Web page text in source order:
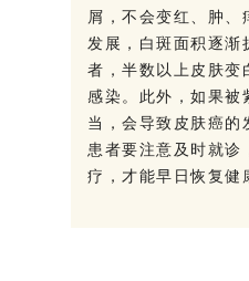
屑，不会变红、肿、
发展，白斑面积逐渐
者，半数以上皮肤变
感染。此外，如果被
当，会导致皮肤癌的
患者要注意及时就诊
疗，才能早日恢复健